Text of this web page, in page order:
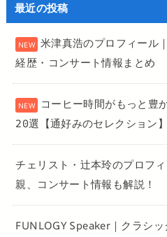
最近の投稿
米津真浩のプロフィール
経歴・コンサート情報まとめ
コーヒー時間がもっと豊
20選【通好みのセレクション】
チェリスト・辻本玲のプロフ
親、コンサート情報も解説！
FUNLOGY Speaker｜クラシ